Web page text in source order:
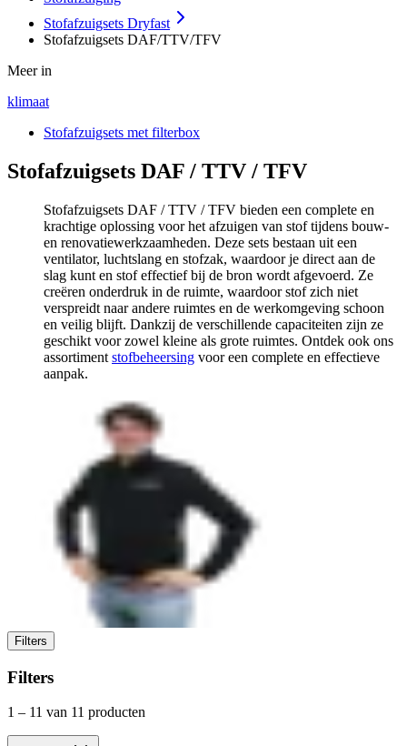
Stofafzuigsets Dryfast
Stofafzuigsets DAF/TTV/TFV
Meer in
klimaat
Stofafzuigsets met filterbox
Stofafzuigsets DAF / TTV / TFV
Stofafzuigsets DAF / TTV / TFV bieden een complete en
krachtige oplossing voor het afzuigen van stof tijdens bouw-
en renovatiewerkzaamheden. Deze sets bestaan uit een
ventilator, luchtslang en stofzak, waardoor je direct aan de
slag kunt en stof effectief bij de bron wordt afgevoerd. Ze
creëren onderdruk in de ruimte, waardoor stof zich niet
verspreidt naar andere ruimtes en de werkomgeving schoon
en veilig blijft. Dankzij de verschillende capaciteiten zijn ze
geschikt voor zowel kleine als grote ruimtes. Ontdek ook ons
assortiment stofbeheersing voor een complete en effectieve
aanpak.
Filters
Filters
1 – 11 van 11 producten